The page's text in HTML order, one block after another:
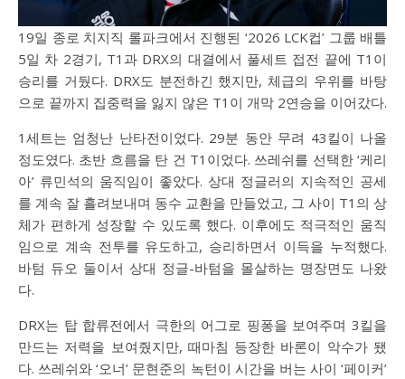
19일 종로 치지직 롤파크에서 진행된 ‘2026 LCK컵’ 그룹 배틀
5일 차 2경기, T1과 DRX의 대결에서 풀세트 접전 끝에 T1이
승리를 거뒀다. DRX도 분전하긴 했지만, 체급의 우위를 바탕
으로 끝까지 집중력을 잃지 않은 T1이 개막 2연승을 이어갔다.
1세트는 엄청난 난타전이었다. 29분 동안 무려 43킬이 나올
정도였다. 초반 흐름을 탄 건 T1이었다. 쓰레쉬를 선택한 ‘케리
아’ 류민석의 움직임이 좋았다. 상대 정글러의 지속적인 공세
를 계속 잘 흘려보내며 동수 교환을 만들었고, 그 사이 T1의 상
체가 편하게 성장할 수 있도록 했다. 이후에도 적극적인 움직
임으로 계속 전투를 유도하고, 승리하면서 이득을 누적했다.
바텀 듀오 둘이서 상대 정글-바텀을 몰살하는 명장면도 나왔
다.
DRX는 탑 합류전에서 극한의 어그로 핑퐁을 보여주며 3킬을
만드는 저력을 보여줬지만, 때마침 등장한 바론이 악수가 됐
다. 쓰레쉬와 ‘오너’ 문현준의 녹턴이 시간을 버는 사이 ‘페이커’